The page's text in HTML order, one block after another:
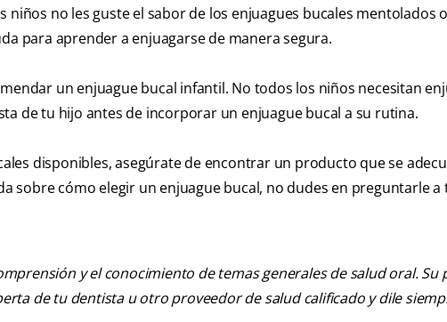
niños no les guste el sabor de los enjuagues bucales mentolados
para aprender a enjuagarse de manera segura.
un enjuague bucal infantil. No todos los niños necesitan
de tu hijo antes de incorporar un enjuague bucal a su rutina.
disponibles, asegúrate de encontrar un producto que se
sobre cómo elegir un enjuague bucal, no dudes en preguntarle
y el conocimiento de temas generales de salud oral.
de tu dentista u otro proveedor de salud calificado y dile